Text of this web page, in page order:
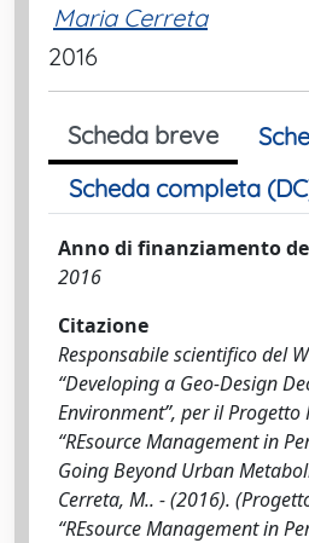
Maria Cerreta
2016
Scheda breve
Scheda completa
Anno di finanziamento
2016
Citazione
Responsabile scientifico del
“Developing a Geo-Design
Environment”, per il
“REsource Management in
Going Beyond Urban
Cerreta, M.. - (2016).
“REsource Management in